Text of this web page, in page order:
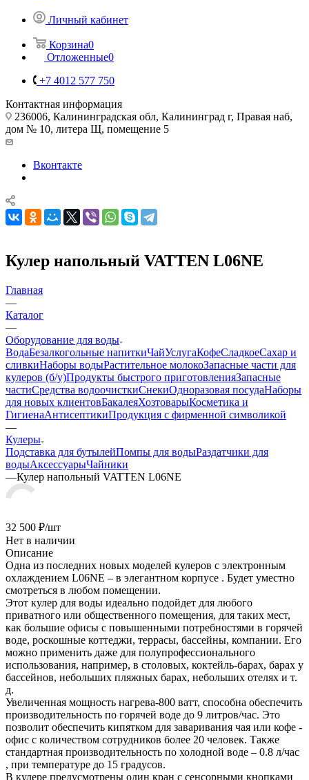
Личный кабинет
Корзина0
Отложенные0
+7 4012 577 750
Контактная информация
236006, Калининградская обл, Калининград г, Правая наб,
дом № 10, литера Щ, помещение 5
Вконтакте
Кулер напольный VATTEN L06NE
Главная
—
Каталог
—
Оборудование для воды
ВодаБезалкогольные напиткиЧайУслугаКофеСладкоеСахар и
сливкиНаборы водыРастительное молокоЗапасные части для
кулеров (б/у)Продукты быстрого приготовленияЗапасные
частиСредства водоочисткиСнекиОдноразовая посудаНаборы
для новых клиентовБакалеяХозтоварыКосметика и
ГигиенаАнтисептикиПродукция с фирменной символикой
—
Кулеры
Подставка для бутылейПомпы для водыРаздатчики для
водыАксессуарыЧайники
—Кулер напольный VATTEN L06NE
32 500 ₽/шт
Нет в наличии
Описание
Одна из последних новых моделей кулеров с электронным
охлаждением L06NE – в элегантном корпусе . Будет уместно
смотреться в любом помещении.
Этот кулер для воды идеально подойдет для любого
приватного или общественного помещения, для таких мест,
как большие офисы с повышенными потребностями в горячей
воде, роскошные коттеджи, террасы, бассейны, компании. Его
можно применить даже для полупрофессионального
использования, например, в столовых, коктейль-барах, барах у
бассейнов, небольших пляжных барах, небольших отелях и т.
д.
Увеличенная мощность нагрева-800 ватт, способна обеспечить
производительность по горячей воде до 9 литров/час. Это
позволит обеспечить кипятком для заваривания чая или кофе -
офис с количеством сотрудников более 20 человек. Также
стандартная производительность по холодной воде – 0.8 л/час
, при температуре до 15 градусов.
В кулере предусмотрены один кран с сенсорными кнопками